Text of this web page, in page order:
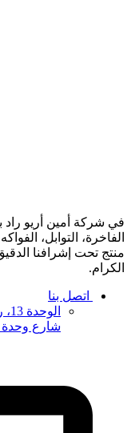
في شركة أمين أريو راد
الفاخرة، التوابل،
منتج تحت إشرافنا
الكرام.
اتصل بنا
شارع وحدة اسلامي،